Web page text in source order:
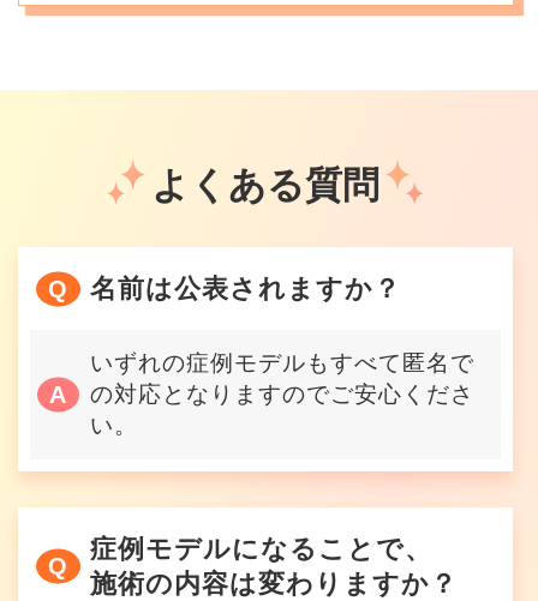
よくある質問
名前は公表されますか？
いずれの症例モデルもすべて匿名で
の対応となりますのでご安心くださ
い。
症例モデルになることで、
施術の内容は変わりますか？